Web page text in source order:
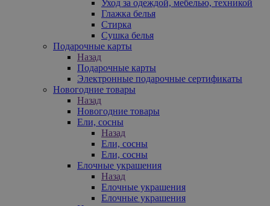
Уход за одеждой, мебелью, техникой
Глажка белья
Стирка
Сушка белья
Подарочные карты
Назад
Подарочные карты
Электронные подарочные сертификаты
Новогодние товары
Назад
Новогодние товары
Ели, сосны
Назад
Ели, сосны
Ели, сосны
Елочные украшения
Назад
Елочные украшения
Елочные украшения